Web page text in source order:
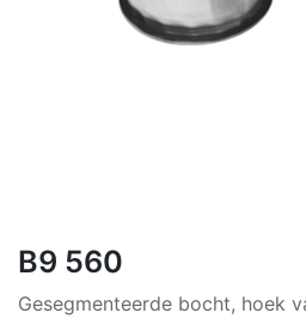
B9 560
Gesegmenteerde bocht, hoek